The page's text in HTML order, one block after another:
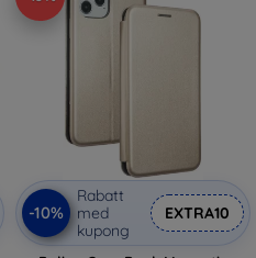
-10%
Rabatt
med
kupong
EXTRA10